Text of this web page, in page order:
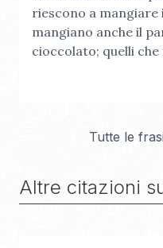
riescono a
mangiano anche il
cioccolato; quelli che
Tutte le
Altre citazioni